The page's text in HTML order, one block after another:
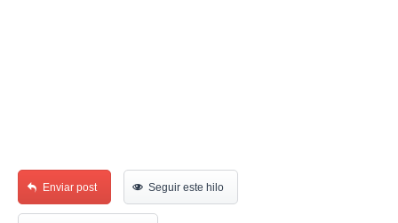
Enviar post Seguir este hilo